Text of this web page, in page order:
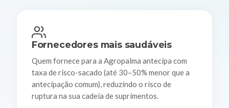
Fornecedores mais saudáveis
Quem fornece para a Agropalma antecipa com
taxa de risco-sacado (até 30–50% menor que a
antecipação comum), reduzindo o risco de
ruptura na sua cadeia de suprimentos.